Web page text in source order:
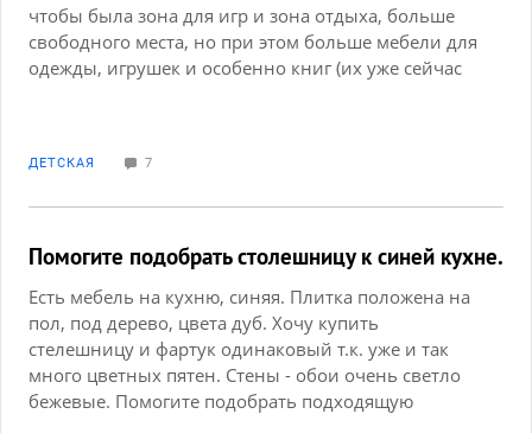
чтобы была зона для игр и зона отдыха, больше
свободного места, но при этом больше мебели для
одежды, игрушек и особенно книг (их уже сейчас
менять долго (уж очень мы устали от этих
долго будет привыкать к отдельной комнате.
ДЕТСКАЯ 7
Помогите подобрать столешницу к синей кухне.
Есть мебель на кухню, синяя. Плитка положена на
пол, под дерево, цвета дуб. Хочу купить
стелешницу и фартук одинаковый т.к. уже и так
много цветных пятен. Стены - обои очень светло
бежевые. Помогите подобрать подходящую